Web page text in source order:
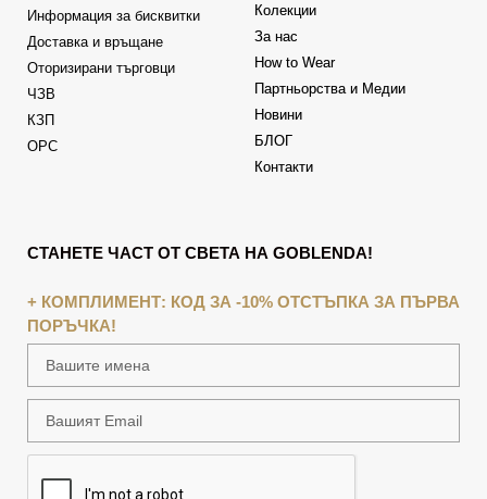
Информация за бисквитки
Доставка и връщане
Оторизирани търговци
ЧЗВ
КЗП
ОРС
Колекции
За нас
How to Wear
Партньорства и Медии
Новини
БЛОГ
Контакти
СТАНЕТЕ ЧАСТ ОТ СВЕТА НА GOBLENDA!
+ КОМПЛИМЕНТ: КОД ЗА -10% ОТСТЪПКА ЗА ПЪРВА
ПОРЪЧКА!